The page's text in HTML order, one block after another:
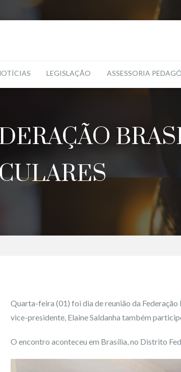
LEGISLAÇÃO ASSESSORIA
Quarta-feira (01) foi dia de reunião da
vice-presidente, Elaine Saldanha também
O encontro aconteceu em Brasília, no Distrito